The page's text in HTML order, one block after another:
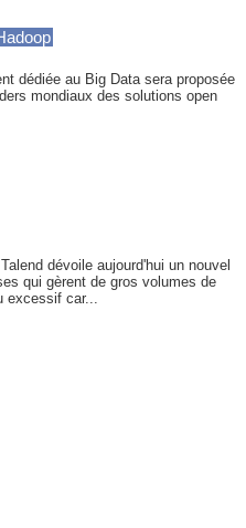
dédiée au Big Data sera proposée
mondiaux des solutions open
dévoile aujourd'hui un nouvel
qui gèrent de gros volumes de
excessif car...